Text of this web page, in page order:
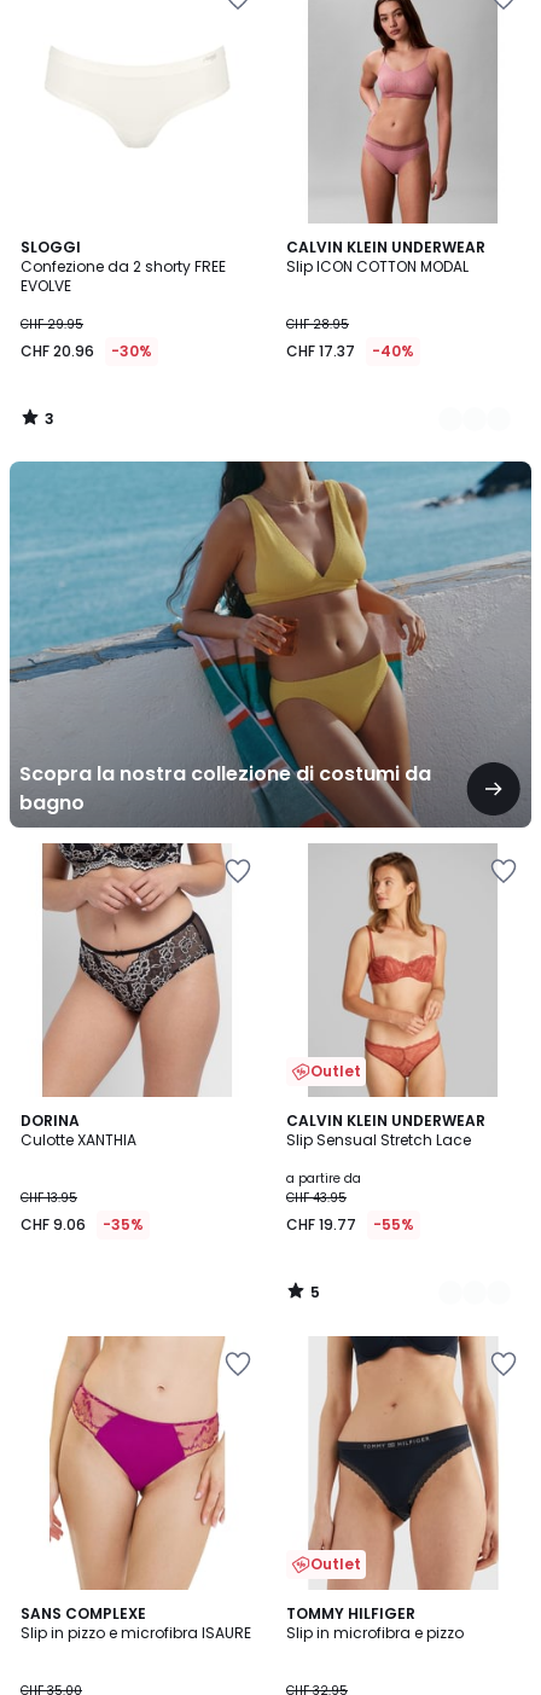
SLOGGI
Confezione da 2 shorty FREE
EVOLVE
CHF 29.95
CHF 20.96 -30%
3
/
5
3
/
CALVIN KLEIN UNDERWEAR
Slip ICON COTTON MODAL
CHF 28.95
CHF 17.37 -40%
2
Colori
Scopra la nostra collezione di costumi da
bagno
Scopra
collezione
di
costumi
da
bagno
DORINA
Culotte XANTHIA
CHF 13.95
CHF 9.06 -35%
Outlet
CALVIN KLEIN UNDERWEAR
Slip Sensual Stretch Lace
a partire da
CHF 43.95
CHF 19.77 -55%
5
/
2
Colori
5
/
SANS COMPLEXE
Slip in pizzo e microfibra ISAURE
CHF 35.00
Outlet
TOMMY HILFIGER
Slip in microfibra e pizzo
CHF 32.95